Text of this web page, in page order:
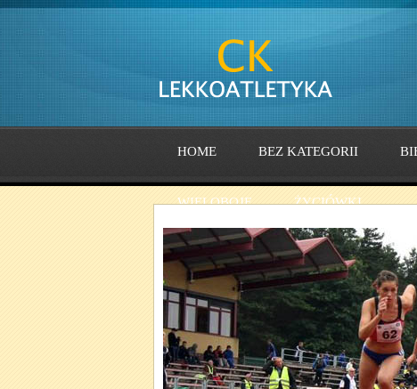
HOME BEZ KATEGORII
WIELOBOJE ŻYCIÓWKI